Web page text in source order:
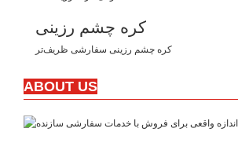
کره چشم رزینی
کره چشم رزینی سفارشی ظریف‌تر
ABOUT US